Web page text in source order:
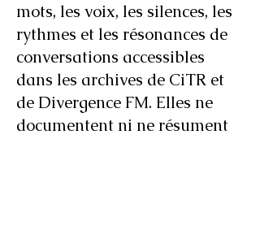
mots, les voix, les silences, les
rythmes et les résonances de
conversations accessibles
dans les archives de CiTR et
de Divergence FM. Elles ne
documentent ni ne résument